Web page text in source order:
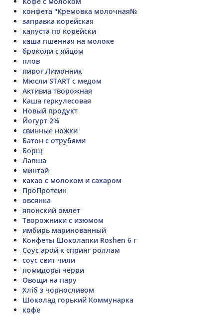
конфета "Кремовка молочная№
заправка корейская
капуста по корейски
каша пшенная на молоке
броколи с яйцом
плов
пирог Лимонник
Мюсли START с медом
Активиа творожная
Каша геркулесовая
Новый продукт
Йогурт 2%
свинные ножки
Батон с отрубями
Борщ
Лапша
минтай
какао с молоком и сахаром
ПроПротеин
овсянка
японский омлет
Творожники с изюмом
имбирь маринованный
Конфеты Шоколапки Roshen 6 г
Соус арой к спринг роллам
соус свит чили
помидоры черри
Овощи на пару
Хліб з чорносливом
Шоколад горький Коммунарка
кофе